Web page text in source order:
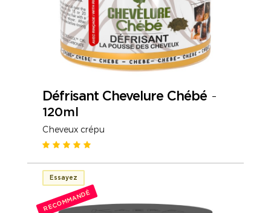
Défrisant Chevelure Chébé-
120ml
Cheveux crépu
Essayez
RECOMMANDÉ